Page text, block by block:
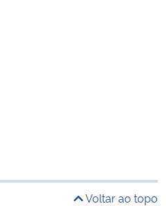
Voltar ao topo